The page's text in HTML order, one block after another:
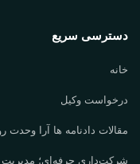
دسترسی سریع
خانه
درخواست وکیل
مقالات دادنامه ها آرا وحدت
شرکت‌داری حرفه‌ای؛